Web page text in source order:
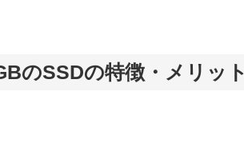
のSSDの特徴・メリット